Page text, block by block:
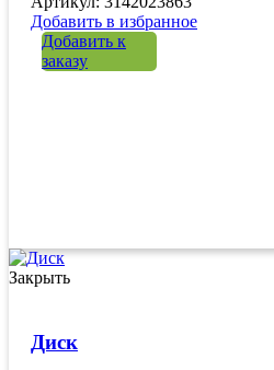
Добавить в избранное
Добавить к
заказу
Закрыть
Диск